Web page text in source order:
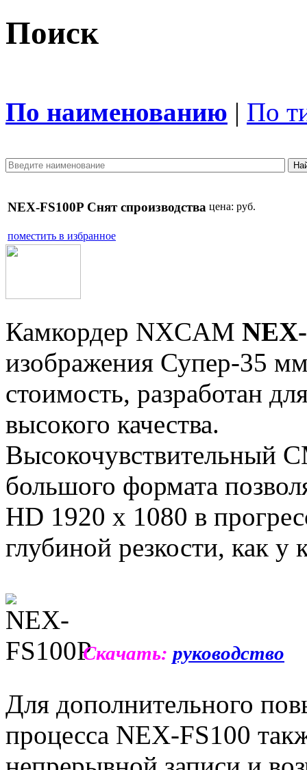
Поиск
По наименованию | По
NEX-FS100P Снят спроизводства цена: руб.
поместить в избранное
Камкордер NXCAM
изображения Супер-35
стоимость, разработан
высокого качества.
Высокочувствительный
большого формата
HD 1920 x 1080 в
глубиной резкости, как
Скачать: руководство
Для дополнительного
процесса NEX-FS100